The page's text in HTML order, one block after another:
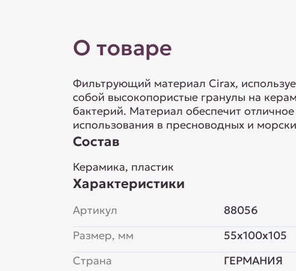
О товаре
Фильтрующий материал Cirax,
собой высокопористые гранулы на
бактерий. Материал обеспечит
использования в пресноводных и
Состав
Керамика, пластик
Характеристики
Артикул
88056
Размер, мм
55x100x105
Страна
ГЕРМАНИЯ